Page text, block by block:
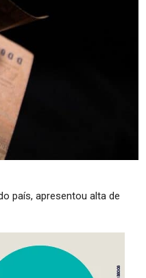
país, apresentou alta de